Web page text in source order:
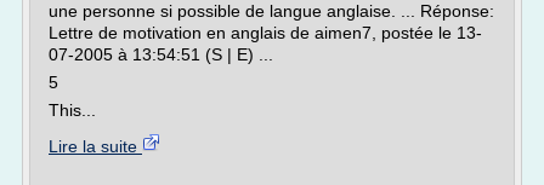
une personne si possible de langue anglaise. ... Réponse:
Lettre de motivation en anglais de aimen7, postée le 13-
07-2005 à 13:54:51 (S | E) ...
5
This...
Lire la suite